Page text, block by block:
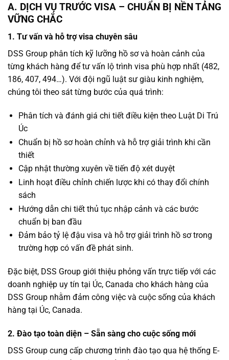
A. DỊCH VỤ TRƯỚC VISA – CHUẨN BỊ NỀN TẢNG
VỮNG CHẮC
1. Tư vấn và hỗ trợ visa chuyên sâu
DSS Group phân tích kỹ lưỡng hồ sơ và hoàn cảnh của
từng khách hàng để tư vấn lộ trình visa phù hợp nhất (482,
186, 407, 494…). Với đội ngũ luật sư giàu kinh nghiệm,
chúng tôi theo sát từng bước của quá trình:
Phân tích và đánh giá chi tiết điều kiện theo Luật Di Trú
Úc
Chuẩn bị hồ sơ hoàn chỉnh và hỗ trợ giải trình khi cần
thiết
Cập nhật thường xuyên về tiến độ xét duyệt
Linh hoạt điều chỉnh chiến lược khi có thay đổi chính
sách
Hướng dẫn chi tiết thủ tục nhập cảnh và các bước
chuẩn bị ban đầu
Đảm bảo tỷ lệ đậu visa và hỗ trợ giải trình hồ sơ trong
trường hợp có vấn đề phát sinh.
Đặc biệt, DSS Group giới thiệu phỏng vấn trực tiếp với các
doanh nghiệp uy tín tại Úc, Canada cho khách hàng của
DSS Group nhằm đảm công việc và cuộc sống của khách
hàng tại Úc, Canada.
2. Đào tạo toàn diện – Sẵn sàng cho cuộc sống mới
DSS Group cung cấp chương trình đào tạo qua hệ thống E-